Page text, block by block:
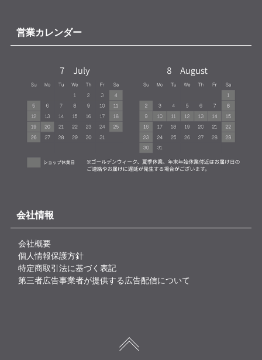
営業カレンダー
会社情報
会社概要
個人情報保護方針
特定商取引法に基づく表記
第三者広告事業者が提供する広告配信について